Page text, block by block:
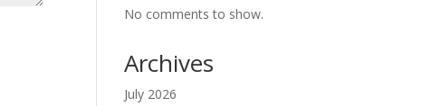
No comments to show.
Archives
July 2026